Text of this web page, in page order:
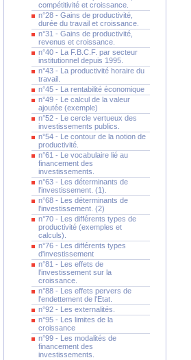
compétitivité et croissance.
n°28 - Gains de productivité,
durée du travail et croissance.
n°31 - Gains de productivité,
revenus et croissance.
n°40 - La F.B.C.F. par secteur
institutionnel depuis 1995.
n°43 - La productivité horaire du
travail.
n°45 - La rentabilité économique
n°49 - Le calcul de la valeur
ajoutée (exemple)
n°52 - Le cercle vertueux des
investissements publics.
n°54 - Le contour de la notion de
productivité.
n°61 - Le vocabulaire lié au
financement des
investissements.
n°63 - Les déterminants de
l'investissement. (1).
n°68 - Les déterminants de
l'investissement. (2)
n°70 - Les différents types de
productivité (exemples et
calculs).
n°76 - Les différents types
d'investissement
n°81 - Les effets de
l'investissement sur la
croissance.
n°88 - Les effets pervers de
l'endettement de l'Etat.
n°92 - Les externalités.
n°95 - Les limites de la
croissance
n°99 - Les modalités de
financement des
investissements.